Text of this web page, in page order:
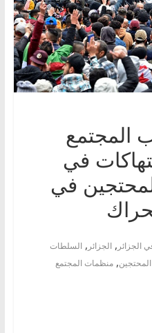
المجتمع
في
في
الجزائر , الجزائر , السلطات
, منظمات المجتمع